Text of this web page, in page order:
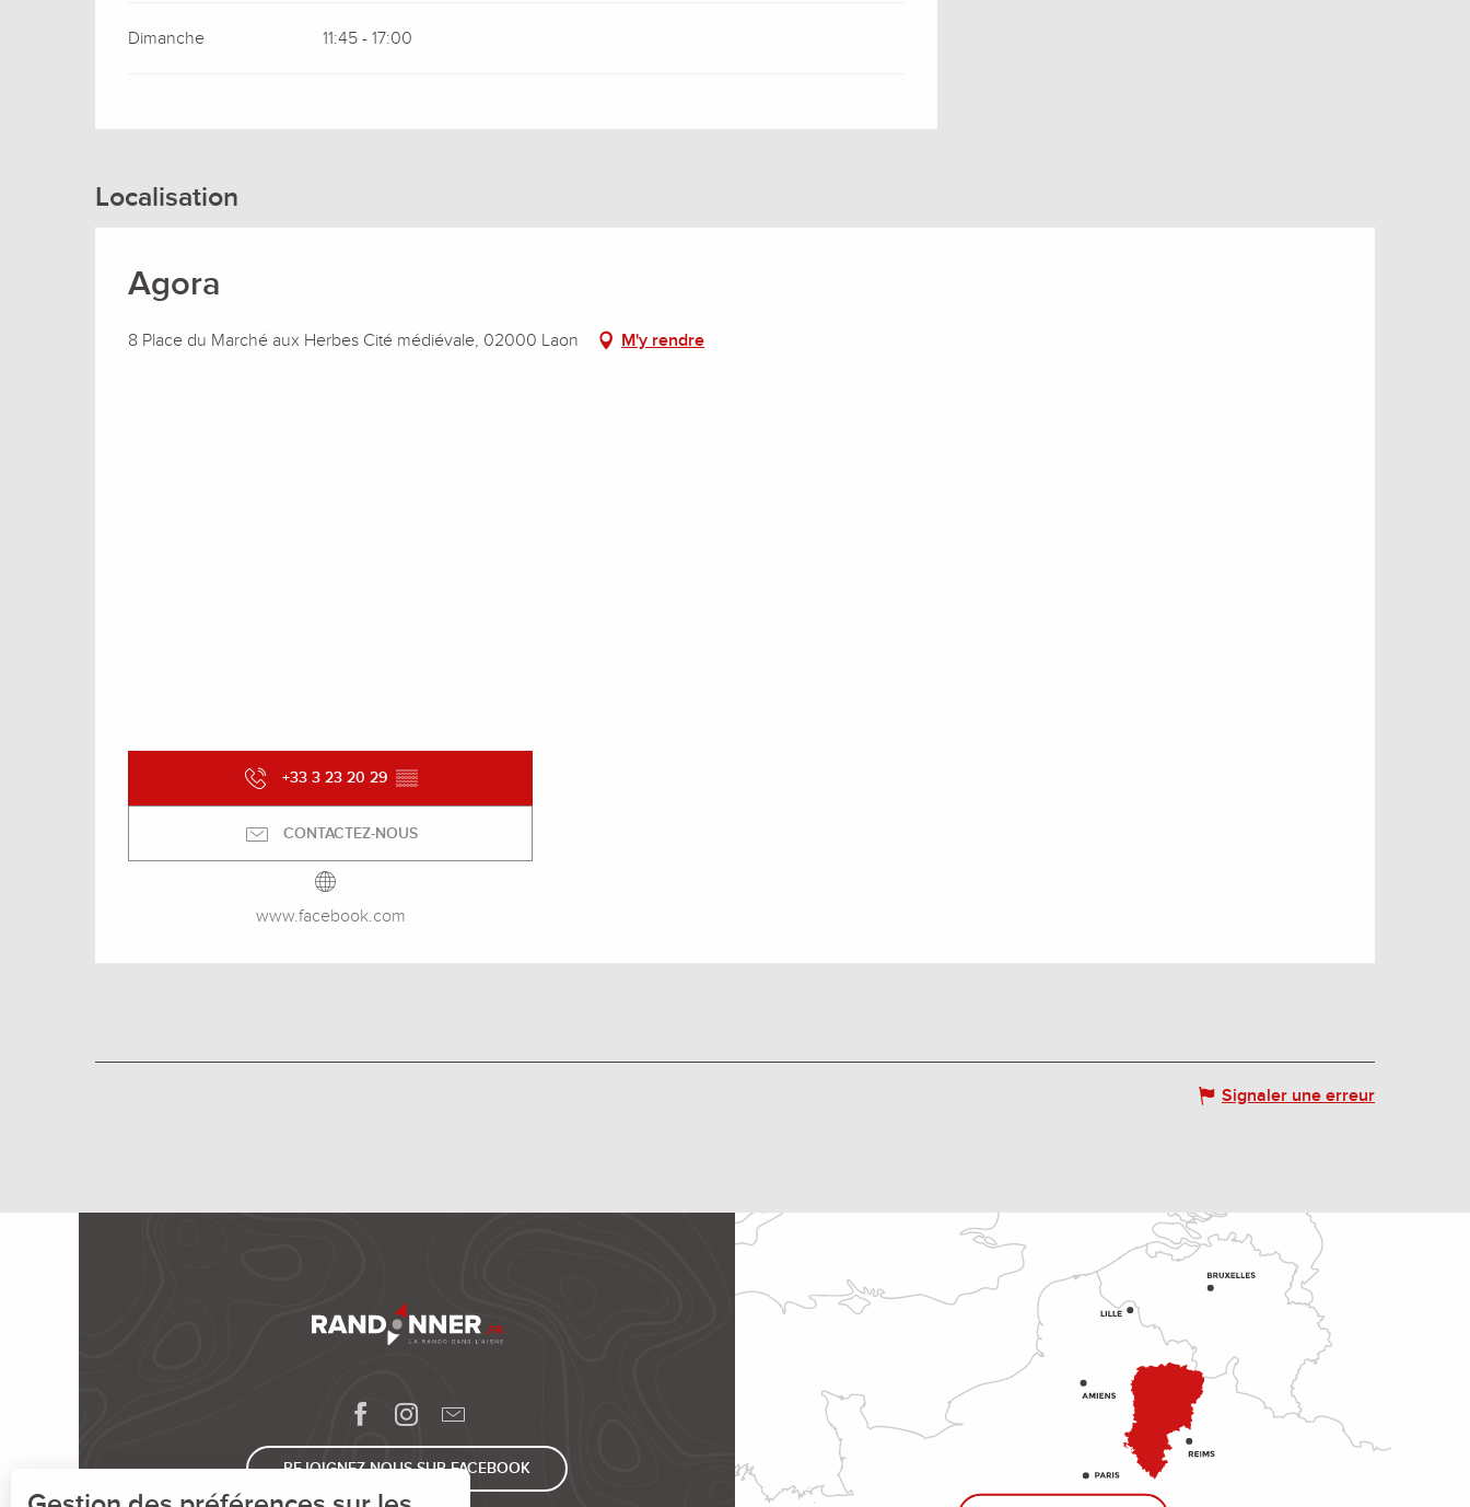
Dimanche 11:45 - 17:00
Localisation
Agora
8 Place du Marché aux Herbes Cité médiévale, 02000 Laon M'y rendre
+33 3 23 20 29 ▒▒
CONTACTEZ-NOUS
www.facebook.com
Signaler une erreur
REJOIGNEZ-NOUS SUR FACEBOOK